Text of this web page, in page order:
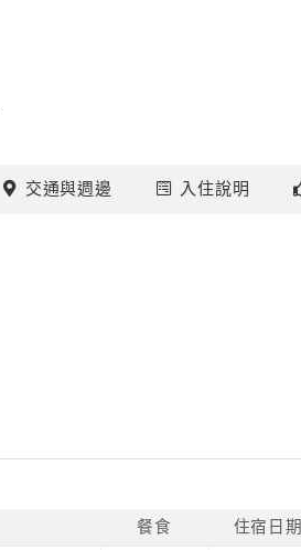
交通與週邊 入住說明
餐食 住宿日期